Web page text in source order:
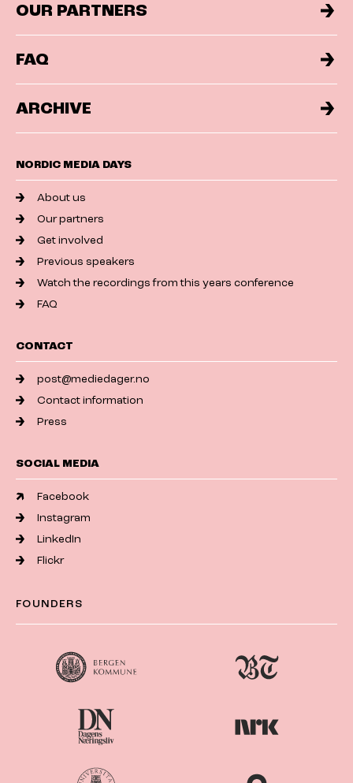
OUR PARTNERS
FAQ
ARCHIVE
NORDIC MEDIA DAYS
About us
Our partners
Get involved
Previous speakers
Watch the recordings from this years conference
FAQ
CONTACT
post@mediedager.no
Contact information
Press
SOCIAL MEDIA
Facebook
Instagram
LinkedIn
Flickr
FOUNDERS